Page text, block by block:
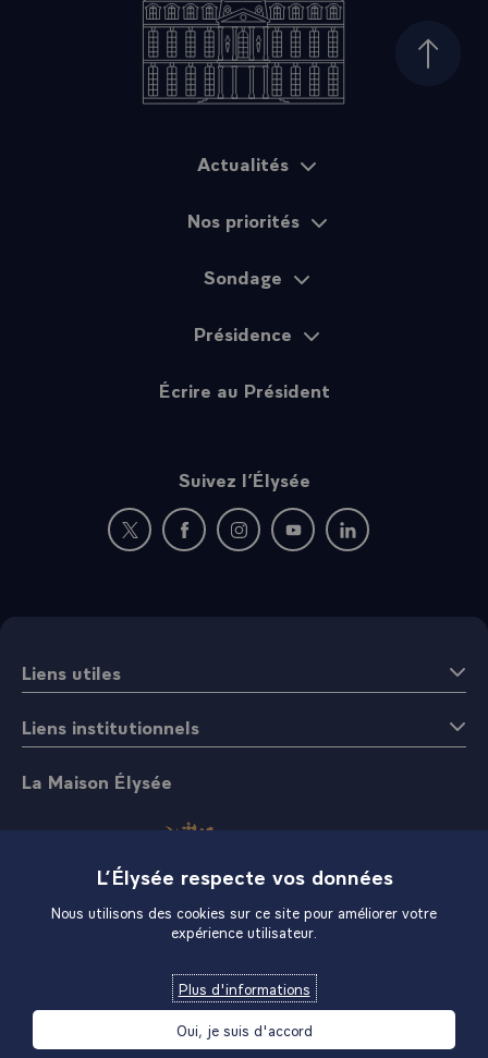
Haut
Actualités
Nos priorités
Sondage
Présidence
Écrire au Président
Suivez l’Élysée
Nouvelle fenêtre : rejoignez-nous sur Twitter
Nouvelle fenêtre : rejoignez-nous sur
Nouvelle fenêtre : rejoignez-nous
Nouvelle fenêtre :
Nouvelle fenêtre :
Liens utiles
Liens institutionnels
La Maison Élysée
L’Élysée respecte vos données
Nous utilisons des cookies sur ce site pour améliorer votre
expérience utilisateur.
Plus d'informations
Oui, je suis d'accord